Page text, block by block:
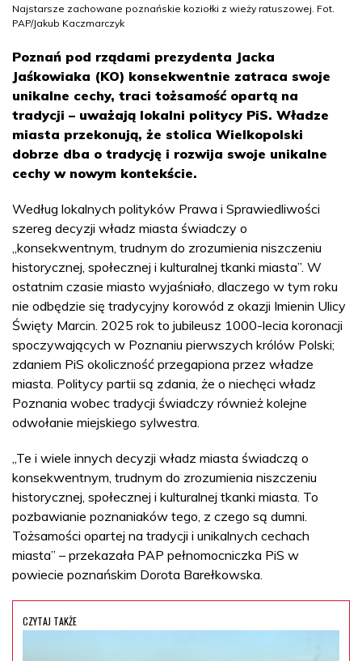
Najstarsze zachowane poznańskie koziołki z wieży ratuszowej. Fot.
PAP/Jakub Kaczmarczyk
Poznań pod rządami prezydenta Jacka
Jaśkowiaka (KO) konsekwentnie zatraca swoje
unikalne cechy, traci tożsamość opartą na
tradycji – uważają lokalni politycy PiS. Władze
miasta przekonują, że stolica Wielkopolski
dobrze dba o tradycję i rozwija swoje unikalne
cechy w nowym kontekście.
Według lokalnych polityków Prawa i Sprawiedliwości
szereg decyzji władz miasta świadczy o
„konsekwentnym, trudnym do zrozumienia niszczeniu
historycznej, społecznej i kulturalnej tkanki miasta”. W
ostatnim czasie miasto wyjaśniało, dlaczego w tym roku
nie odbędzie się tradycyjny korowód z okazji Imienin Ulicy
Święty Marcin. 2025 rok to jubileusz 1000-lecia koronacji
spoczywających w Poznaniu pierwszych królów Polski;
zdaniem PiS okoliczność przegapiona przez władze
miasta. Politycy partii są zdania, że o niechęci władz
Poznania wobec tradycji świadczy również kolejne
odwołanie miejskiego sylwestra.
„Te i wiele innych decyzji władz miasta świadczą o
konsekwentnym, trudnym do zrozumienia niszczeniu
historycznej, społecznej i kulturalnej tkanki miasta. To
pozbawianie poznaniaków tego, z czego są dumni.
Tożsamości opartej na tradycji i unikalnych cechach
miasta” – przekazała PAP pełnomocniczka PiS w
powiecie poznańskim Dorota Barełkowska.
CZYTAJ TAKŻE